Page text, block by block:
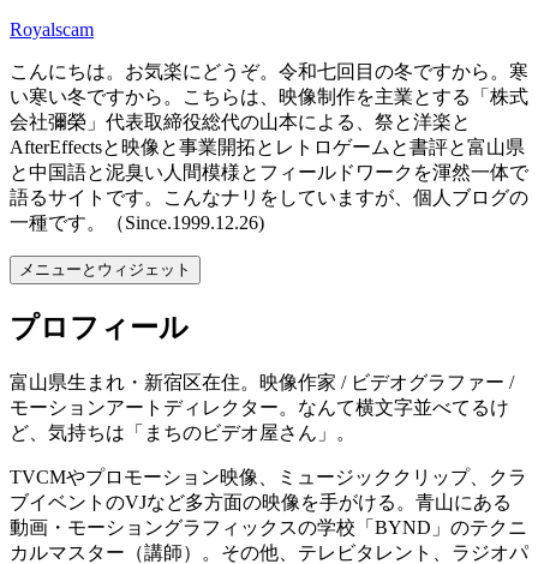
コ
テ
ン
ツ
へ
ス
キ
プ
Royalscam
こんにちは。お気楽にどうぞ。令和七回目の冬ですから。寒
い寒い冬ですから。こちらは、映像制作を主業とする「株式
会社彌榮」代表取締役総代の山本による、祭と洋楽と
AfterEffectsと映像と事業開拓とレトロゲームと書評と富山県
と中国語と泥臭い人間模様とフィールドワークを渾然一体で
語るサイトです。こんなナリをしていますが、個人ブログの
一種です。（Since.1999.12.26)
メニューとウィジェット
プロフィール
富山県生まれ・新宿区在住。映像作家 / ビデオグラファー /
モーションアートディレクター。なんて横文字並べてるけ
ど、気持ちは「まちのビデオ屋さん」。
TVCMやプロモーション映像、ミュージッククリップ、クラ
ブイベントのVJなど多方面の映像を手がける。青山にある
動画・モーショングラフィックスの学校「BYND」のテクニ
カルマスター（講師）。その他、テレビタレント、ラジオパ